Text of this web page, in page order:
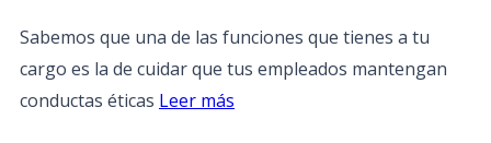
Sabemos que una de las funciones que tienes a tu
cargo es la de cuidar que tus empleados mantengan
conductas éticas Leer más